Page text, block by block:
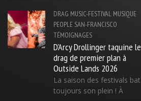
DRAG MUSIC-FESTIVAL MUSIQUE
PEOPLE SAN-FRANCISCO
TÉMOIGNAGES
D'Arcy Drollinger taquine le
drag de premier plan à
Outside Lands 2026
La saison des festivals bat
toujours son plein ! À